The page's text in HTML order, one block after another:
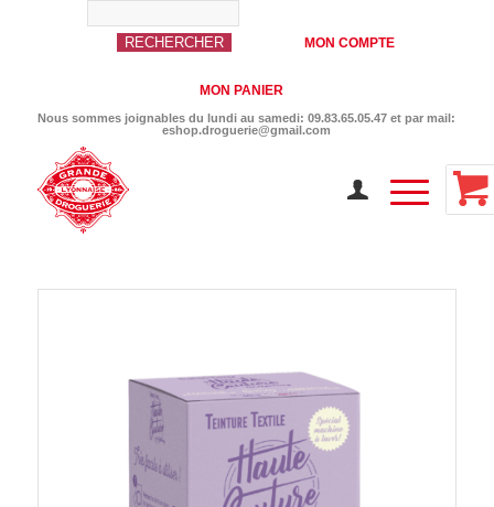
MON COMPTE
MON PANIER
Nous sommes joignables du lundi au samedi: 09.83.65.05.47 et par mail:
eshop.droguerie@gmail.com